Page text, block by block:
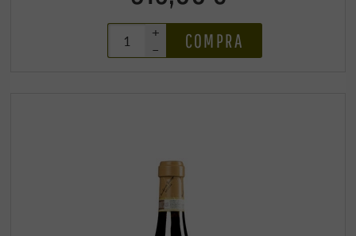
+
–
COMPRA